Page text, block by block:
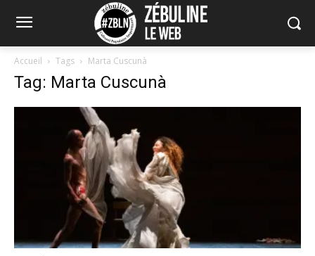
Accueil Tags Marta Cuscunà
Tag: Marta Cuscunà